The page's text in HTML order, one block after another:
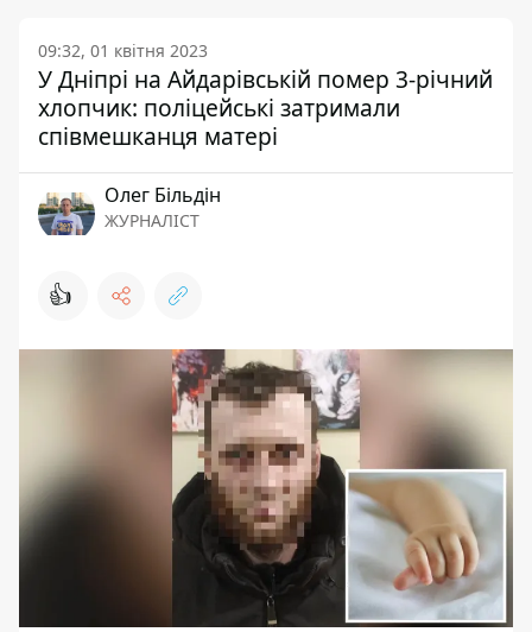
09:32, 01 квітня 2023
У Дніпрі на Айдарівській помер 3-річний
хлопчик: поліцейські затримали
співмешканця матері
Олег Більдін
ЖУРНАЛІСТ
👍